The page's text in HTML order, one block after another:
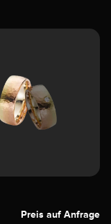
Preis auf Anfrage